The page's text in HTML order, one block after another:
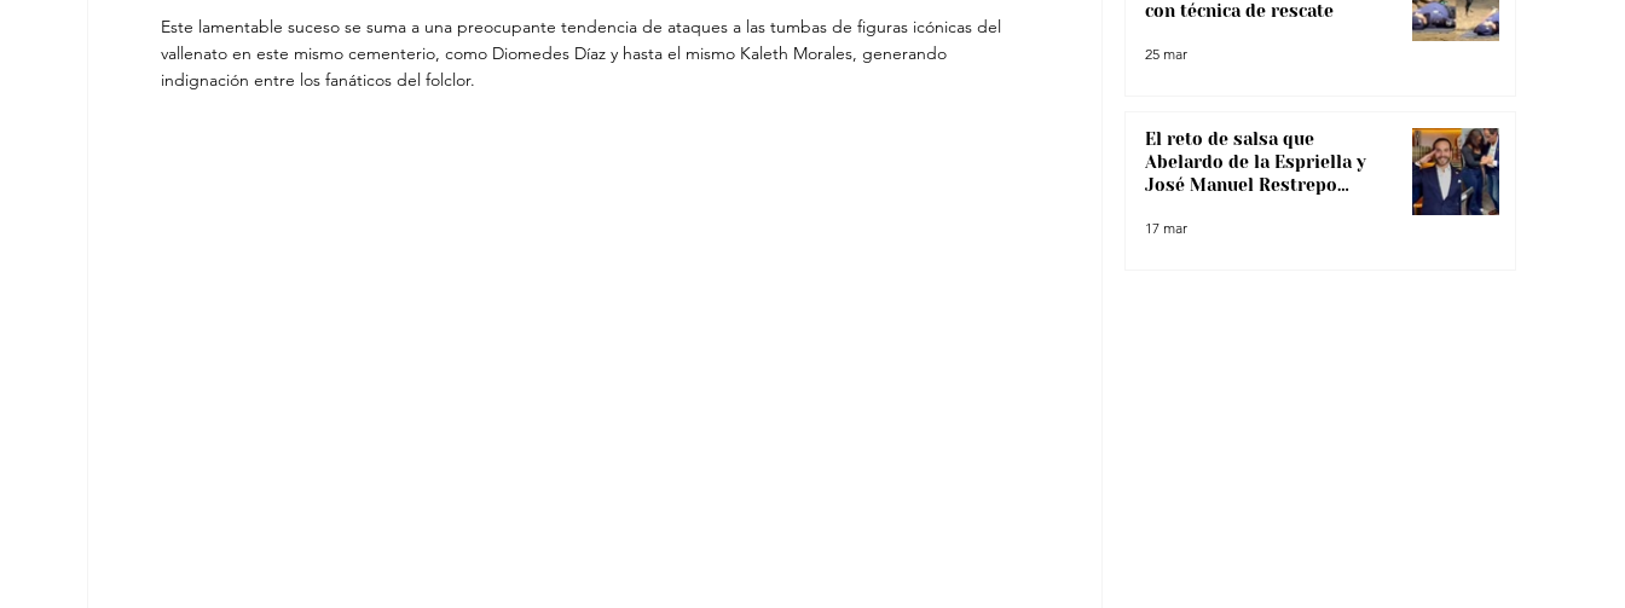
Este lamentable suceso se suma a una preocupante tendencia de ataques a las tumbas de figuras icónicas del
vallenato en este mismo cementerio, como Diomedes Díaz y hasta el mismo Kaleth Morales, generando
indignación entre los fanáticos del folclor.
con técnica de rescate
25 mar
El reto de salsa que
Abelardo de la Espriella y
José Manuel Restrepo
17 mar